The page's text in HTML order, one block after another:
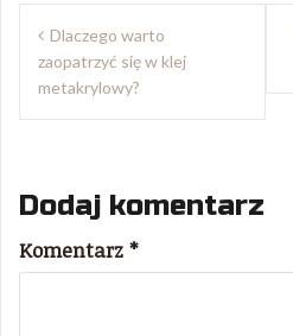
Nawigacja
wpisu
Dlaczego warto
zaopatrzyć się w klej
metakrylowy?
Dodaj komentarz
Komentarz *